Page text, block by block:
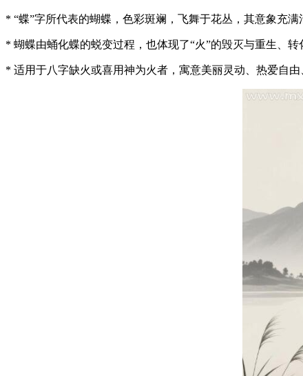
* “蝶”字所代表的蝴蝶，色彩斑斓，飞舞于花丛，其意象充
* 蝴蝶由蛹化蝶的蜕变过程，也体现了“火”的毁灭与重生、转
* 适用于八字缺火或喜用神为火者，寓意美丽灵动、热爱自由